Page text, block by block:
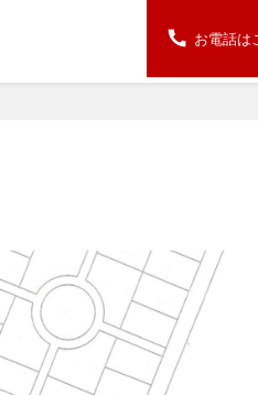
お電話は